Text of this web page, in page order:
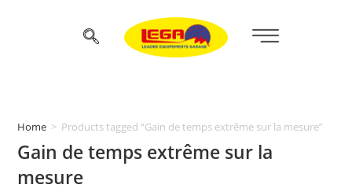
Home > Products tagged “Gain de temps extrême sur la mesure”
Gain de temps extrême sur la
mesure